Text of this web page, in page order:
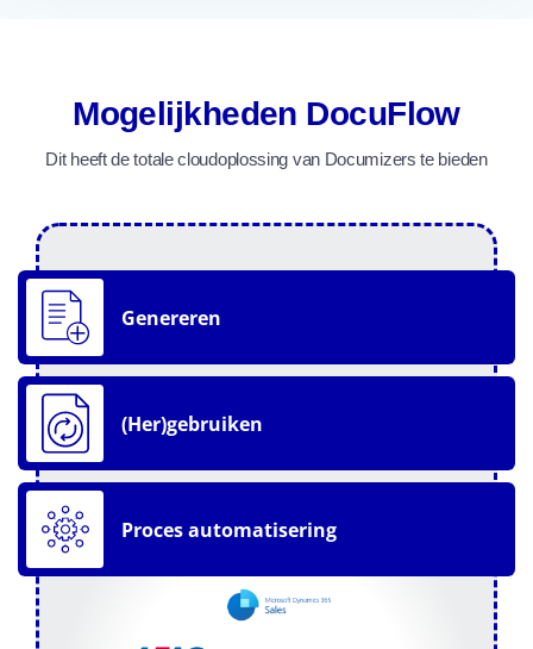
Mogelijkheden DocuFlow
Dit heeft de totale cloudoplossing van Documizers te bieden
Genereren
(Her)gebruiken
Proces automatisering